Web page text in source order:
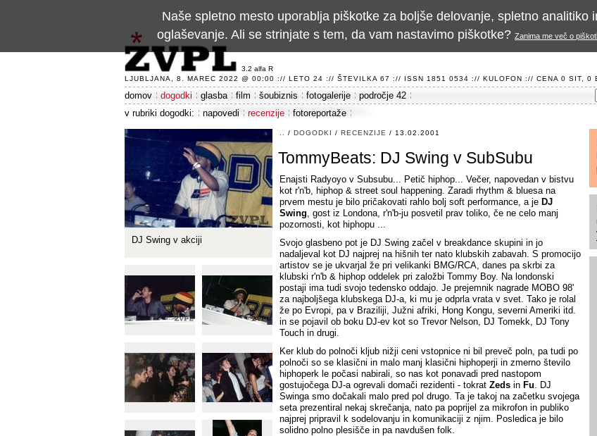
3.2 alfa R
LJUBLJANA, 8. MAREC 2022 @ 00:00 :// LETO 24 :// ŠTEVILKA 67 :// ISSN 1851 0534 :// KULOFON :// CENA 0 SIT, 0
domov dogodki glasba film šoubiznis fotogalerije
področje 42
v rubriki dogodki:
napovedi recenzije fotoreportaže
/ DOGODKI / RECENZIJE / 13.02.2001
TommyBeats: DJ Swing v SubSubu
Enajsti Radyoyo v Subsubu... Petič hiphop... Večer, napovedan v bistvu
kot r'n'b, hiphop & street soul happening. Zaradi rhythm & bluesa na
prvem mestu je bilo pričakovati rahlo bolj soft performance, a je DJ
Swing, gost iz Londona, r'n'b-ju posvetil prav toliko, če ne celo manj
pozornosti, kot hiphopu ...
Svojo glasbeno pot je DJ Swing začel v breakdance skupini in jo
nadaljeval kot DJ najprej na hišnih ter nato klubskih zabavah. S promocijo
artistov se je ukvarjal že pri velikanki BMG/RCA, danes pa skrbi za
klubski r'n'b & hiphop oddelek pri založbi Tommy Boy. Na londonski
postaji ima tudi svojo tedensko oddajo. Je prejemnik nagrade MOBO 98'
za najboljšega klubskega DJ-a, ki mu je odprla vrata v svet. Tako je rolal
že po Evropi, pa v Braziliji, Južni afriki, Hong Kongu, severni Ameriki itd.
in se pojavil ob boku DJ-ev kot so Trevor Nelson, DJ Tomekk, DJ Tony
Touch in drugi.
Ker klub do polnoči kljub nižji ceni vstopnice ni bil preveč poln, pa tudi po
polnoči so se klasični in malo manj klasični hiphoperji in zmerno število
hiphoperk le počasi nabirali, so nas kot ponavadi pred nastopom
gostujočega DJ-a ogrevali domači rezidenti - tokrat Zeds in Fu. DJ
Swinga smo dočakali malo pred pol drugo. Ta je takoj na začetku svojega
seta prezentiral nekaj skrečanja, nato pa poprijel za mikrofon in publiko
najprej pripravil k sodelovanju in komunikaciji z njim. Posledica je bilo
solidno polno plesišče in pa navdušen folk.
DJ Swing v akciji
Naše spletno mesto uporablja piškotke za boljše delovanje, spletno analitiko
oglaševanje. Ali se strinjate s tem, da vam nastavimo piškotke? Zanima me več o